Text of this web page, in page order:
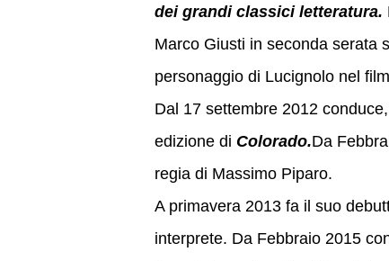
dei grandi classici letteratura.
Marco Giusti in seconda serata
personaggio di Lucignolo nel
Dal 17 settembre 2012
edizione di Colorado.Da
regia di Massimo Piparo.
A primavera 2013 fa il suo
interprete. Da Febbraio 2015